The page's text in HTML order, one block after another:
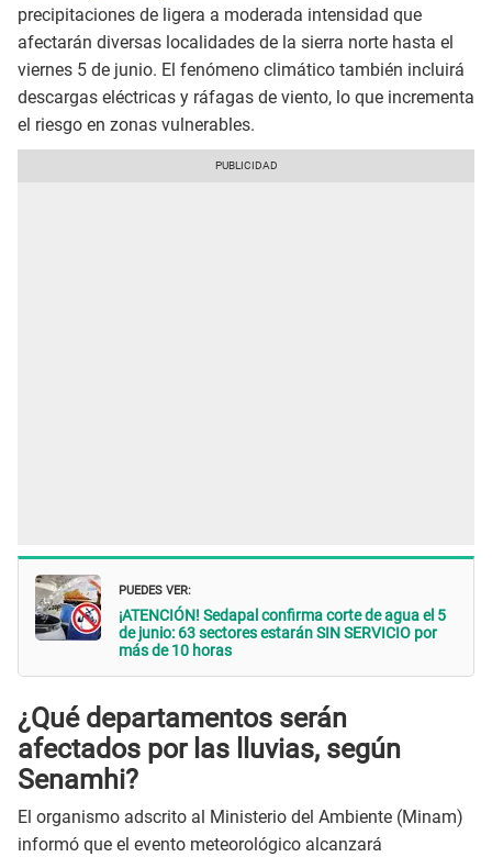
precipitaciones de ligera a moderada intensidad que
afectarán diversas localidades de la sierra norte hasta el
viernes 5 de junio. El fenómeno climático también incluirá
descargas eléctricas y ráfagas de viento, lo que incrementa
el riesgo en zonas vulnerables.
PUEDES VER:
¡ATENCIÓN! Sedapal confirma corte de agua el 5
de junio: 63 sectores estarán SIN SERVICIO por
más de 10 horas
¿Qué departamentos serán
afectados por las lluvias, según
Senamhi?
El organismo adscrito al Ministerio del Ambiente (Minam)
informó que el evento meteorológico alcanzará